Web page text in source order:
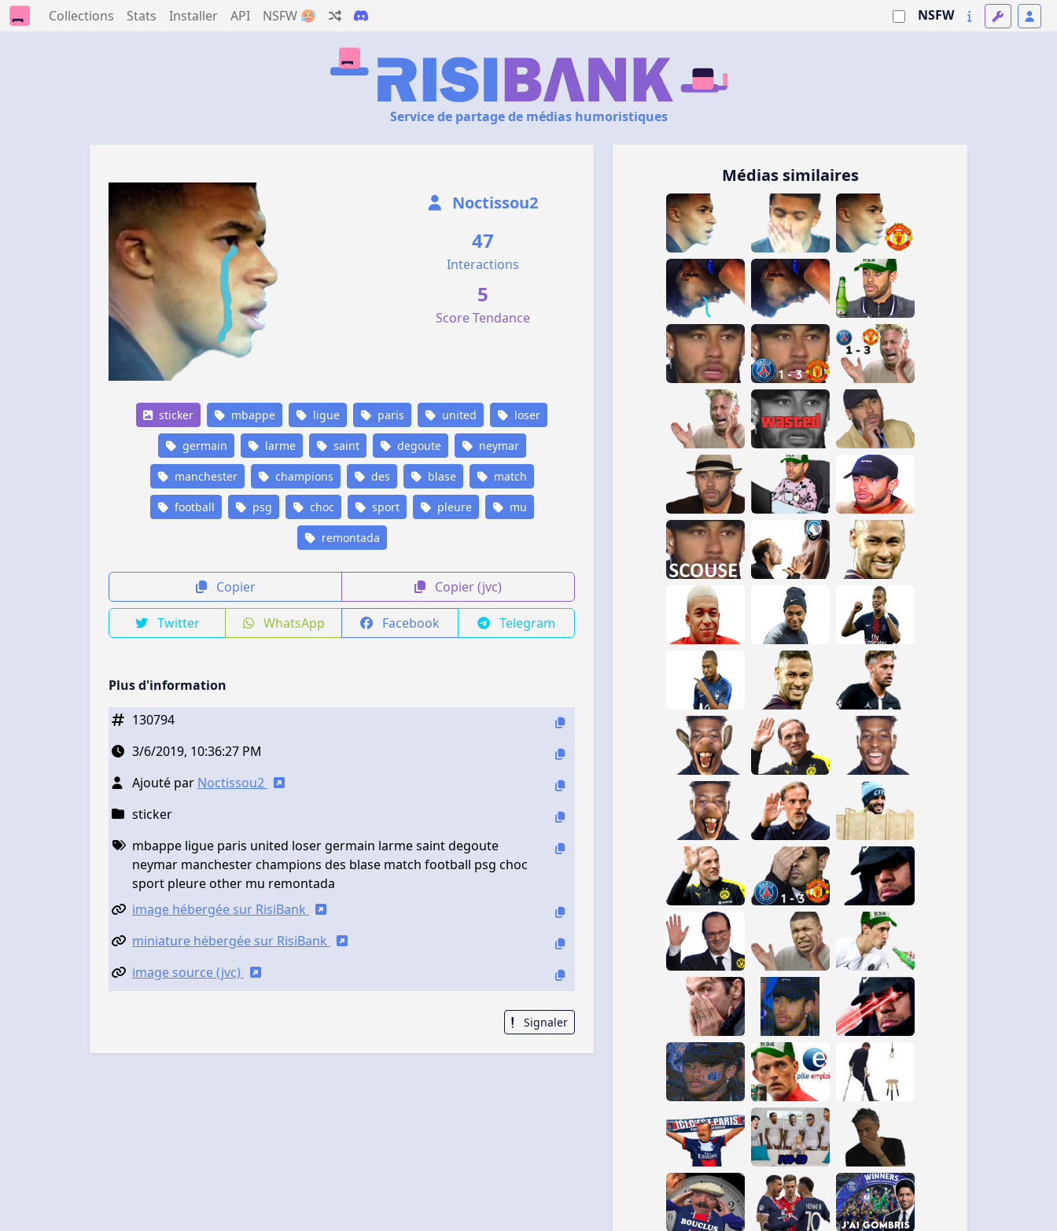
Collections Stats Installer API NSFW 🥵 NSFW
Service de partage de médias humoristiques
Noctissou2
47
Interactions
5
Score Tendance
sticker mbappe ligue paris united loser
germain larme saint degoute neymar
manchester champions des blase match
football psg choc sport pleure mu
remontada
Copier Copier (jvc)
Twitter WhatsApp Facebook Telegram
Plus d'information
130794
3/6/2019, 10:36:27 PM
Ajouté par Noctissou2
sticker
mbappe ligue paris united loser germain larme saint degoute
neymar manchester champions des blase match football psg choc
sport pleure other mu remontada
image hébergée sur RisiBank
miniature hébergée sur RisiBank
image source (jvc)
Signaler
Médias similaires